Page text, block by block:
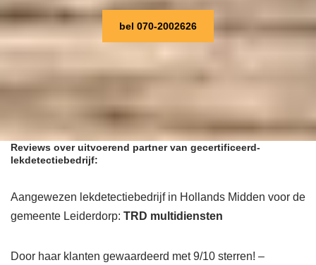
bel 070-2002626
Reviews over uitvoerend partner van gecertificeerd-
lekdetectiebedrijf:
Aangewezen lekdetectiebedrijf in Hollands Midden voor de
gemeente Leiderdorp: TRD multidiensten
Door haar klanten gewaardeerd met 9/10 sterren! –